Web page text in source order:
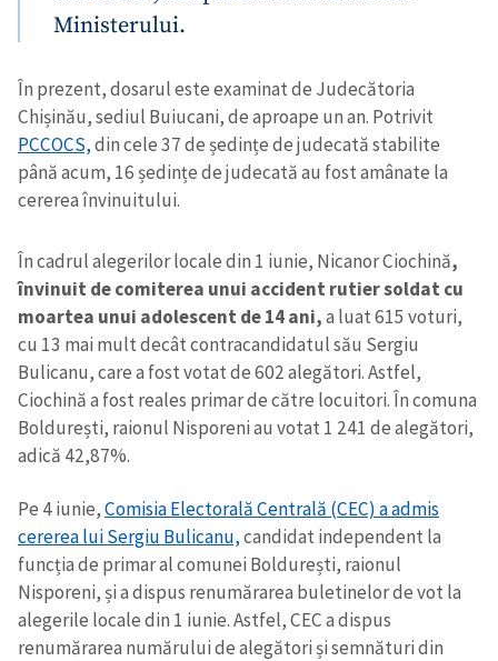
Ministerului.
În prezent, dosarul este examinat de Judecătoria
Chișinău, sediul Buiucani, de aproape un an. Potrivit
PCCOCS,din cele 37 de ședințe de judecată stabilite
până acum, 16 ședințe de judecată au fost amânate la
cererea învinuitului.
În cadrul alegerilor locale din 1 iunie, Nicanor Ciochină,
învinuit de comiterea unui accident rutier soldat cu
moartea unui adolescent de 14 ani,a luat 615 voturi,
cu 13 mai mult decât contracandidatul său Sergiu
Bulicanu, care a fost votat de 602 alegători. Astfel,
Ciochină a fost reales primar de către locuitori. În comuna
Boldurești, raionul Nisporeni au votat 1 241 de alegători,
adică 42,87%.
Pe 4 iunie,Comisia Electorală Centrală (CEC) a admis
cererea lui Sergiu Bulicanu,candidat independent la
funcția de primar al comunei Boldurești, raionul
Nisporeni, și a dispus renumărarea buletinelor de vot la
alegerile locale din 1 iunie. Astfel, CEC a dispus
renumărarea numărului de alegători și semnături din